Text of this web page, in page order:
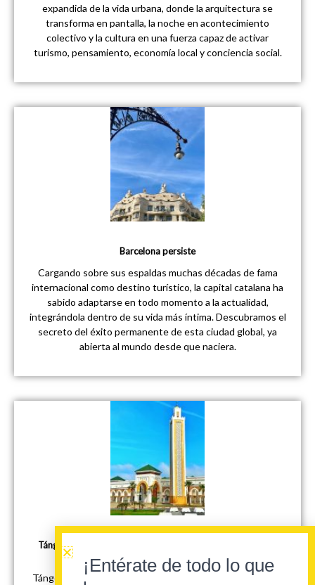
expandida de la vida urbana, donde la arquitectura se
transforma en pantalla, la noche en acontecimiento
colectivo y la cultura en una fuerza capaz de activar
turismo, pensamiento, economía local y conciencia social.
Barcelona persiste
Cargando sobre sus espaldas muchas décadas de fama
internacional como destino turístico, la capital catalana ha
sabido adaptarse en todo momento a la actualidad,
integrándola dentro de su vida más íntima. Descubramos el
secreto del éxito permanente de esta ciudad global, ya
abierta al mundo desde que naciera.
Tánger mira al futuro con un modelo urbano de integración
intercultural
Tánger ha sido a veces, como otras pocas en la historia, lo
¡Entérate de todo lo que